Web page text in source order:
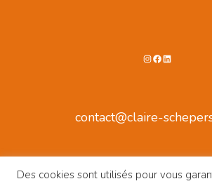
Instagram
Facebook
LinkedIn
contact@claire-
Des cookies sont utilisés pour vous